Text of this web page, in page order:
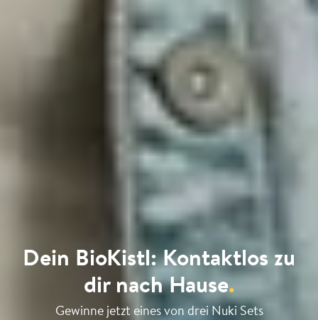
Dein BioKistl: Kontaktlos zu
dir nach Hause.
Gewinne jetzt eines von drei Nuki Sets